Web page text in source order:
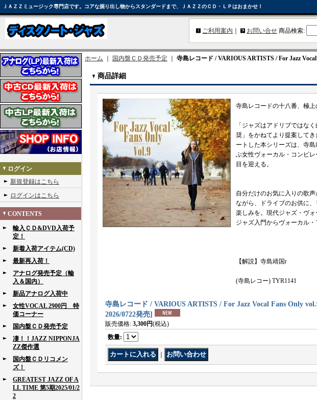
ＪＡＺＺミュージック専門店です。コアな掘り出し物からスタンダードまで、ＪＡＺＺのＣＤ・ＬＰはおまかせ！
ご利用案内 お問い合せ 商品検索:
ログイン
新規登録はこちら
ログインはこちら
CONTENTS
輸入ＣＤ&DVD入荷予
定！
新着入荷アイテム(CD)
最新再入荷！
アナログ発売予定（輸
入＆国内）
新品アナログ入荷中
女性VOCAL 2900円 特
価コーナー
国内盤ＣＤ発売予定
凄！！JAZZ NIPPONJA
ZZ傑作選
国内盤ＣＤリコメン
ズ！
GREATEST JAZZ OF A
LL TIME 第5期2025/01/2
2
ホーム 国内盤ＣＤ発売予定 寺島レコード / VARIOUS ARTISTS / For Jazz
商品詳細
寺島レコードの十八番、極上
「ジャズはアドリブではな
奨」をかねてより提案して
ートした本シリーズは、寺
ぶ女性ヴォーカル・コンピ
目を迎える。
自分だけのお気に入りの歌
ながら、ドライブのお供に
楽しみを。現代ジャズ・ヴォ
ジャズ入門からヴォーカル・
【解説】寺島靖国r
(寺島レコー) TYR1141
寺島レコード / VARIOUS ARTISTS / For Jazz Vocal Fans Only
2026/0722発売]
販売価格: 3,300円(税込)
数量: